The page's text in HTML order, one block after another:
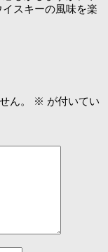
スキーの風味を楽
ん。 ※ が付いてい